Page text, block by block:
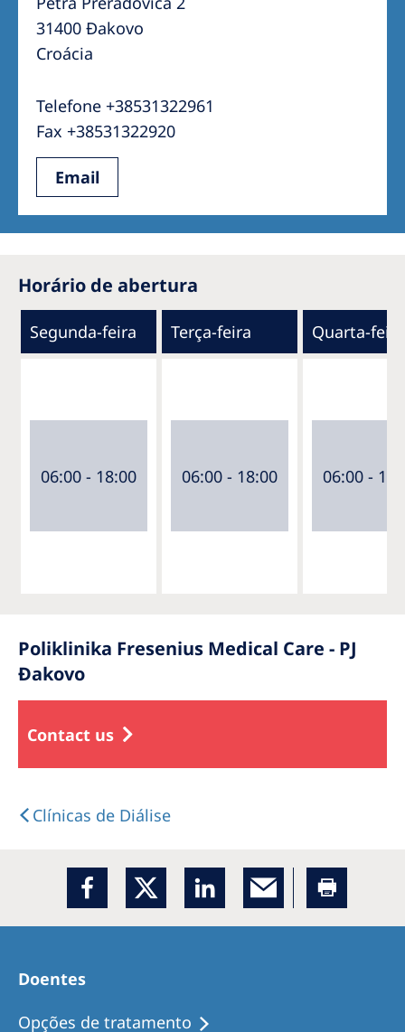
31400 Đakovo
Croácia
Telefone +38531322961
Fax +38531322920
Email
Horário de abertura
Segunda-feira Terça-feira Quarta-feira
06:00 - 18:00 06:00 - 18:00 06:00 -
Poliklinika Fresenius Medical Care - PJ
Đakovo
Contact us
Clínicas de Diálise
Doentes
Opções de tratamento